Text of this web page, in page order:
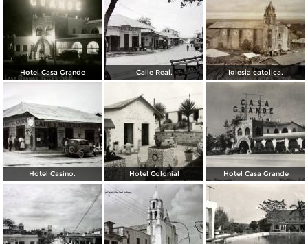
Hotel Casa Grande Calle Real. Iglesia catolica.
Hotel Casino. Hotel Colonial Hotel Casa Grande